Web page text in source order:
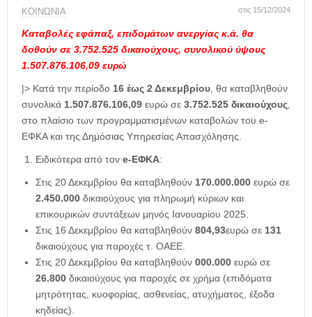
ΚΟΙΝΩΝΙΑ στις 15/12/2024
Καταβολές εφάπαξ, επιδομάτων ανεργίας κ.ά. θα
δοθούν σε 3.752.525 δικαιούχους, συνολικού ύψους
1.507.876.106,09 ευρώ
|> Κατά την περίοδο 16 έως 2 Δεκεμβρίου, θα καταβληθούν
συνολικά 1.507.876.106,09 ευρώ σε 3.752.525 δικαιούχους,
στο πλαίσιο των προγραμματισμένων καταβολών του e-
ΕΦΚΑ και της Δημόσιας Υπηρεσίας Απασχόλησης.
Ειδικότερα από τον e-ΕΦΚΑ:
Στις 20 Δεκεμβρίου θα καταβληθούν 170.000.000 ευρώ σε
2.450.000 δικαιούχους για πληρωμή κύριων και
επικουρικών συντάξεων μηνός Ιανουαρίου 2025.
Στις 16 Δεκεμβρίου θα καταβληθούν 804,93ευρώ σε 131
δικαιούχους για παροχές τ. ΟΑΕΕ.
Στις 20 Δεκεμβρίου θα καταβληθούν 000.000 ευρώ σε
26.800 δικαιούχους για παροχές σε χρήμα (επιδόματα
μητρότητας, κυοφορίας, ασθενείας, ατυχήματος, έξοδα
κηδείας).